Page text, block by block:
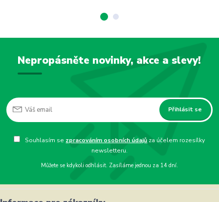
Nepropásněte novinky, akce a slevy!
Přihlásit se
Souhlasím se zpracováním osobních údajů za účelem rozesílky
newsletteru.
Můžete se kdykoli odhlásit. Zasíláme jednou za 14 dní.